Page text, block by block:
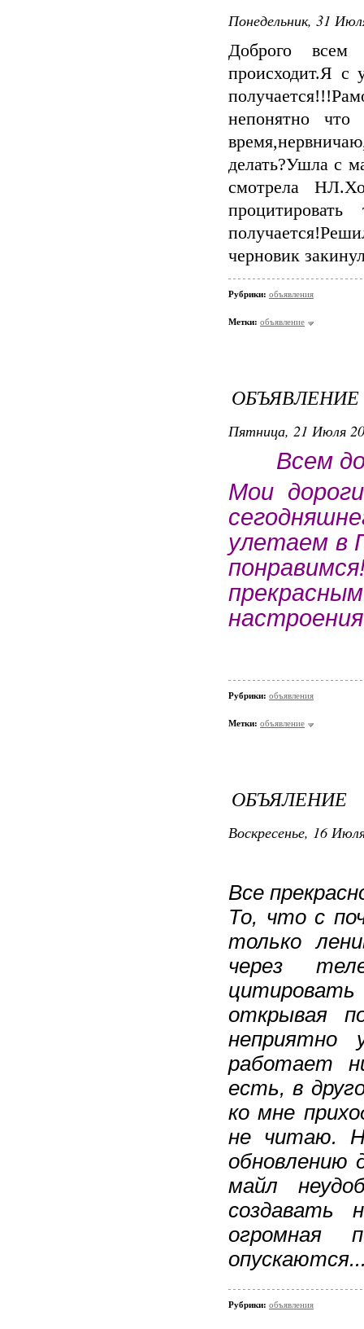
Понедельник, 31
Доброго всем
происходит.Я с
непонятно
делать?Ушла с
смотрела
черновик
Рубрики: объявления
Метки: объявление
ОБЪЯВЛЕНИЕ
Пятница, 21 Июля
Всем
Мои
улетаем в
Рубрики: объявления
Метки: объявление
ОБЪЯЛЕНИЕ
Воскресенье, 16
Все
То, что с
только
через
открывая
неприятно
работает
есть, в
ко мне
не читаю.
обновлению
майл
создавать
огромная
Рубрики: объявления